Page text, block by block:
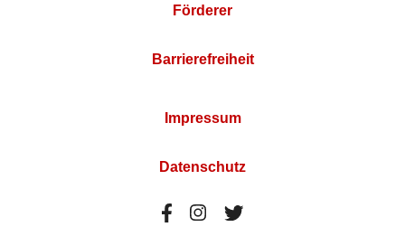
Förderer
Barrierefreiheit
Impressum
Datenschutz